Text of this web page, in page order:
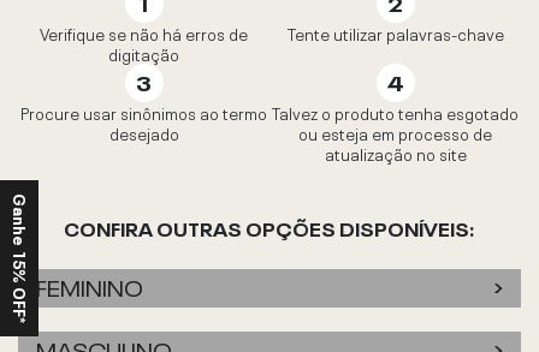
Verifique se não há erros de
digitação
Tente utilizar palavras-chave
Procure usar sinônimos ao termo
desejado
Talvez o produto tenha esgotado
ou esteja em processo de
atualização no site
CONFIRA OUTRAS OPÇÕES DISPONÍVEIS:
FEMININO
Ganhe 15% OFF*